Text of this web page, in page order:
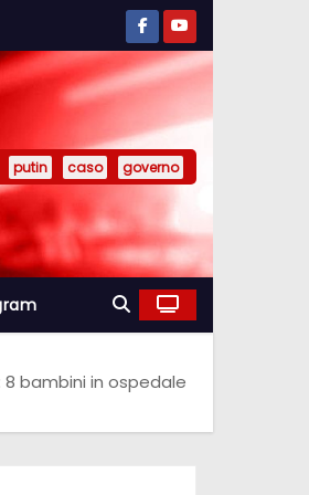
putin caso governo
bambini in ospedale